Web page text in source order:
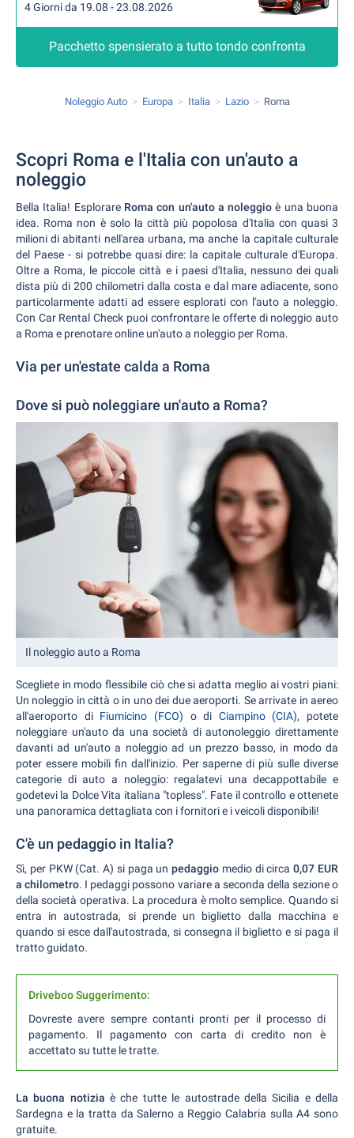
4 Giorni da 19.08 - 23.08.2026
Pacchetto spensierato a tutto tondo confronta
Noleggio Auto Europa Italia Lazio Roma
Scopri Roma e l'Italia con un'auto a
noleggio
Bella Italia! Esplorare Roma con un'auto a noleggio è una buona
idea. Roma non è solo la città più popolosa d'Italia con quasi 3
milioni di abitanti nell'area urbana, ma anche la capitale culturale
del Paese - si potrebbe quasi dire: la capitale culturale d'Europa.
Oltre a Roma, le piccole città e i paesi d'Italia, nessuno dei quali
dista più di 200 chilometri dalla costa e dal mare adiacente, sono
particolarmente adatti ad essere esplorati con l'auto a noleggio.
Con Car Rental Check puoi confrontare le offerte di noleggio auto
a Roma e prenotare online un'auto a noleggio per Roma.
Via per un'estate calda a Roma
Dove si può noleggiare un'auto a Roma?
Il noleggio auto a Roma
Scegliete in modo flessibile ciò che si adatta meglio ai vostri piani:
Un noleggio in città o in uno dei due aeroporti. Se arrivate in aereo
all'aeroporto di Fiumicino (FCO) o di Ciampino (CIA), potete
noleggiare un'auto da una società di autonoleggio direttamente
davanti ad un'auto a noleggio ad un prezzo basso, in modo da
poter essere mobili fin dall'inizio. Per saperne di più sulle diverse
categorie di auto a noleggio: regalatevi una decappottabile e
godetevi la Dolce Vita italiana "topless". Fate il controllo e ottenete
una panoramica dettagliata con i fornitori e i veicoli disponibili!
C'è un pedaggio in Italia?
Sì, per PKW (Cat. A) si paga unpedaggio medio di circa0,07 EUR
a chilometro. I pedaggi possono variare a seconda della sezione o
della società operativa. La procedura è molto semplice. Quando si
entra in autostrada, si prende un biglietto dalla macchina e
quando si esce dall'autostrada, si consegna il biglietto e si paga il
tratto guidato.
Driveboo Suggerimento:
Dovreste avere sempre contanti pronti per il processo di
pagamento. Il pagamento con carta di credito non è
accettato su tutte le tratte.
La buona notizia è che tutte le autostrade della Sicilia e della
Sardegna e la tratta da Salerno a Reggio Calabria sulla A4 sono
gratuite.